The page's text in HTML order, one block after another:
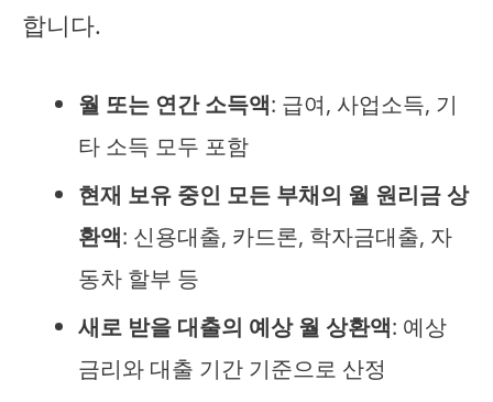
합니다.
월 또는 연간 소득액: 급여, 사업소득, 기
타 소득 모두 포함
현재 보유 중인 모든 부채의 월 원리금 상
환액: 신용대출, 카드론, 학자금대출, 자
동차 할부 등
새로 받을 대출의 예상 월 상환액: 예상
금리와 대출 기간 기준으로 산정